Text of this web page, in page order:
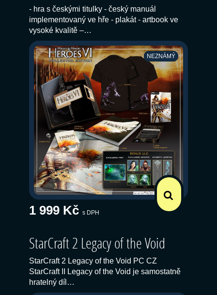
- hra s českými titulky - český manuál
implementovaný ve hře - plakát - artbook ve
vysoké kvalitě –…
NEZNÁMÝ
1 999 Kč s DPH
StarCraft 2 Legacy of the Void
StarCraft 2 Legacy of the Void PC CZ
StarCraft II Legacy of the Void je samostatně
hratelný díl…